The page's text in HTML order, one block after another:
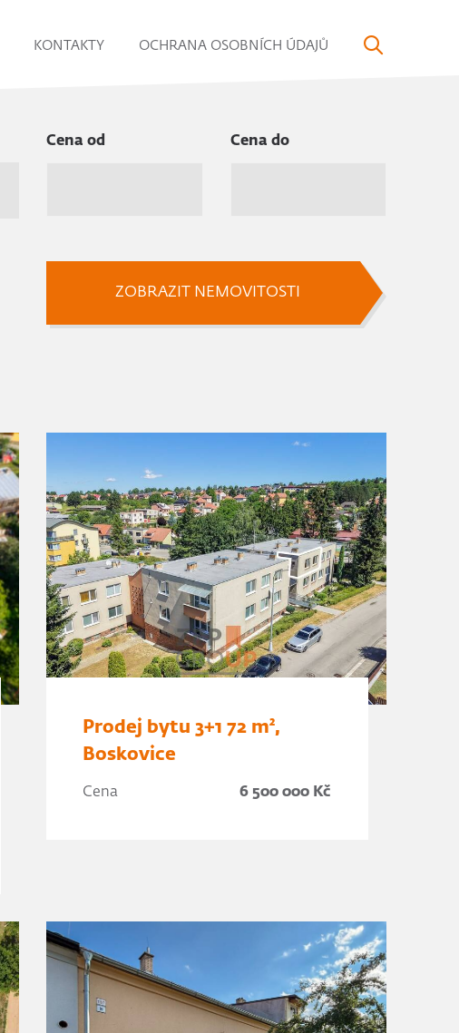
KONTAKTY OCHRANA OSOBNÍCH ÚDAJŮ
Cena od Cena do
ZOBRAZIT NEMOVITOSTI
Prodej bytu 3+1 72 m²,
Boskovice
Cena 6 500 000 Kč